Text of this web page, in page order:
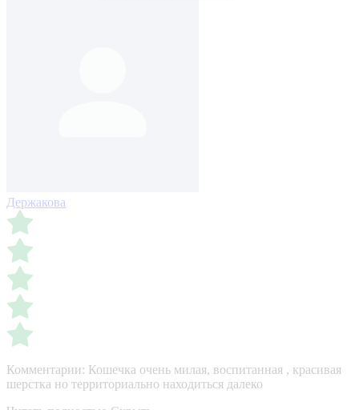
Держакова
Комментарии: Кошечка очень милая, воспитанная , красивая
шерстка но территориально находиться далеко